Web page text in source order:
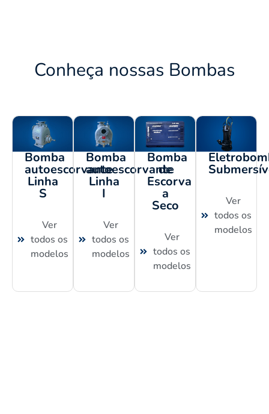
Conheça nossas Bombas
Bomba
autoescorvante
Linha
S
Ver
todos os
modelos
Bomba
autoescorvante
Linha
I
Ver
todos os
modelos
Bomba
de
Escorva
a
Seco
Ver
todos os
modelos
Ver
todos os
modelos